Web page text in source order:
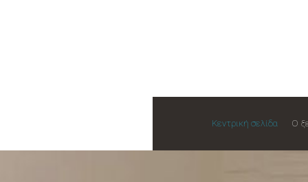
Κεντρική σελίδα Ο